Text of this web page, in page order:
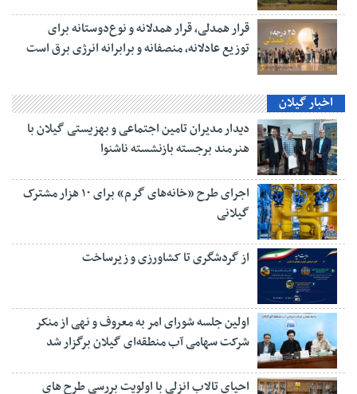
قرار همدلی، قرار همدلانه و نوع‌دوستانه برای
توزیع عادلانه، منصفانه و برابرانه انرژی برق است
اخبار گیلان
دیدار مدیران تامین اجتماعی و بهزیستی گیلان با
هنرمند برجسته بازنشسته ناشنوا
اجرای طرح «خانه‌های گرم» برای ۱۰ هزار مشترک
گیلانی
از گردشگری تا کشاورزی و زیرساخت
اولین جلسه شورای امر به معروف و نهی از منکر
شرکت سهامی آب منطقه‌ای گیلان برگزار شد
احیای تالاب انزلی با اولویت بررسی طرح های